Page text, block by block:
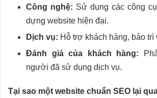
Công nghệ: Sử dụng các công
dựng website hiện đại.
Dịch vụ: Hỗ trợ khách hàng, bảo trì
Đánh giá của khách hàng:
người đã sử dụng dịch vụ.
Tại sao một website chuẩn SEO lại